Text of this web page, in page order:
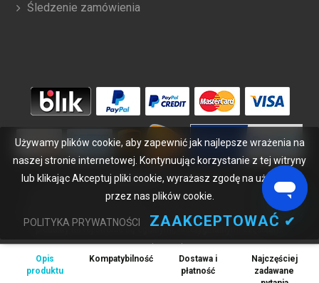
Opis
produktu
Kompatybilność
Dostawa i
płatność
Najczęściej
zadawane
Śledzenie zamówienia
Copyright ©2026 bateriabuy.pl. Wszelkie prawa zastrzeżone.
Wyznaczone znaki handlowe i marki są własnością ich właścicieli.
BateriaBuy.pl nie jest powiązany z żadnymi markami OEM. Wszystkie
produkty na tej stronie są ogólnymi, nieoryginalnymi częściami
zamiennymi.
Wymienione nazwy marek i oznaczenia modeli mają jedynie na celu
Używamy plików cookie, aby zapewnić jak najlepsze wrażenia na
naszej stronie internetowej. Kontynuując korzystanie z tej witryny
lub klikając Akceptuj pliki cookie, wyrażasz zgodę na używanie
przez nas plików cookie.
POLITYKA PRYWATNOŚCI ZAAKCEPTOWAĆ ✔